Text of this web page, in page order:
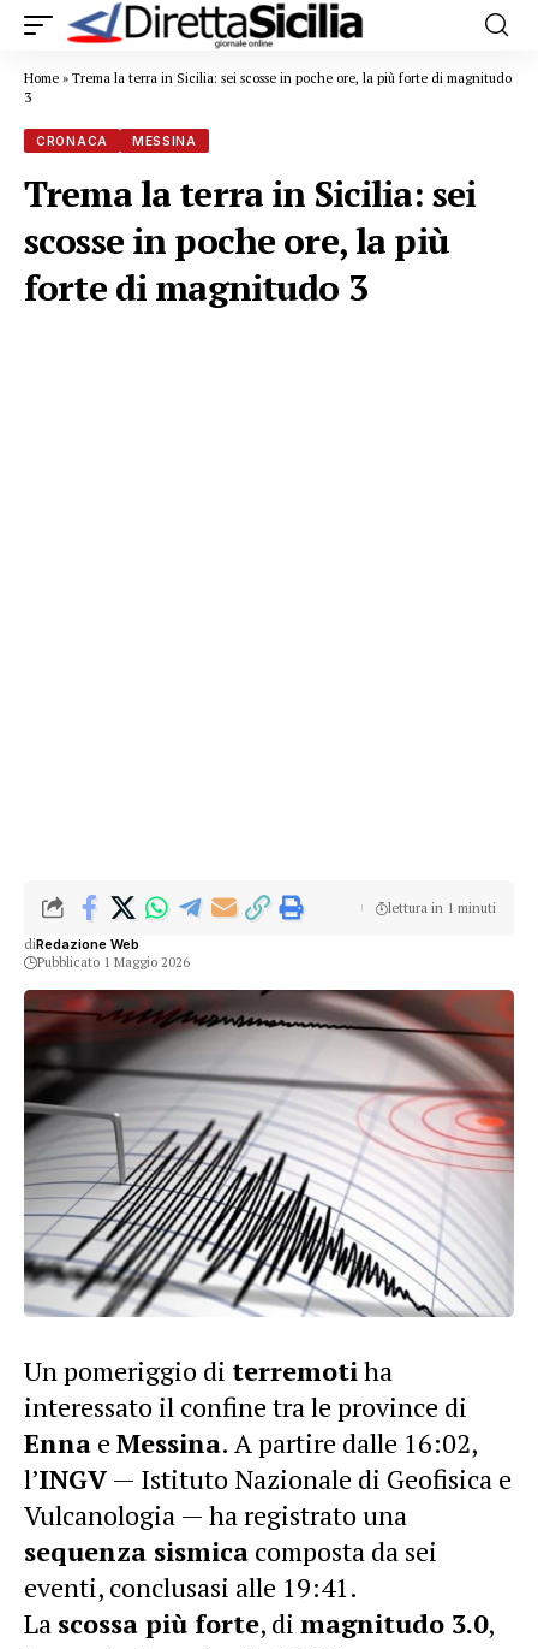
Home » Trema la terra in Sicilia: sei scosse in poche ore, la più forte di magnitudo
3
CRONACA MESSINA
Trema la terra in Sicilia: sei
scosse in poche ore, la più
forte di magnitudo 3
diRedazione Web
Pubblicato 1 Maggio 2026
lettura in 1 minuti
Un pomeriggio di terremotiha
interessato il confine tra le province di
Enna e Messina. A partire dalle 16:02,
l’INGV— Istituto Nazionale di Geofisica e
Vulcanologia — ha registrato una
sequenza sismica composta da sei
eventi, conclusasi alle 19:41.
La scossa più forte, di magnitudo 3.0,